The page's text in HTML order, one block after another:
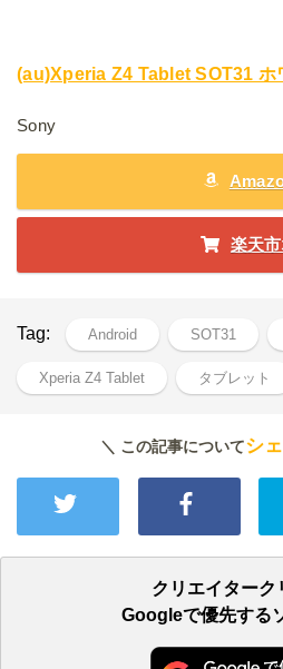
(au)Xperia Z4 Tablet SOT31
Sony
楽天
Tag: Android SOT31
Xperia Z4 Tablet タブレット
＼ この記事についてシ
クリエイターク
Googleで優先する